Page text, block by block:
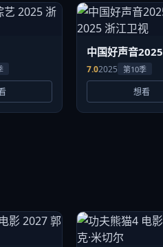
中国好声音2025
7.02025 第10季
想看